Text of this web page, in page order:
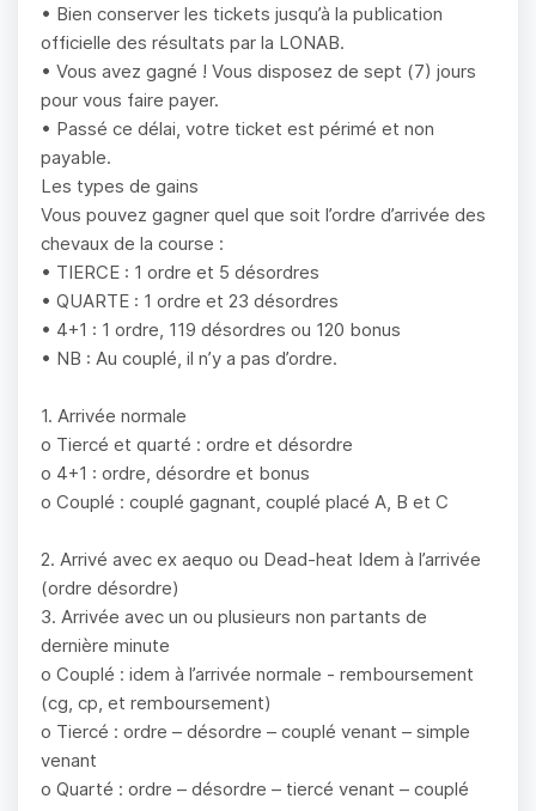
• Bien conserver les tickets jusqu’à la publication
officielle des résultats par la LONAB.
• Vous avez gagné ! Vous disposez de sept (7) jours
pour vous faire payer.
• Passé ce délai, votre ticket est périmé et non
payable.
Les types de gains
Vous pouvez gagner quel que soit l’ordre d’arrivée des
chevaux de la course :
• TIERCE : 1 ordre et 5 désordres
• QUARTE : 1 ordre et 23 désordres
• 4+1 : 1 ordre, 119 désordres ou 120 bonus
• NB : Au couplé, il n’y a pas d’ordre.
1. Arrivée normale
o Tiercé et quarté : ordre et désordre
o 4+1 : ordre, désordre et bonus
o Couplé : couplé gagnant, couplé placé A, B et C
2. Arrivé avec ex aequo ou Dead-heat Idem à l’arrivée
(ordre désordre)
3. Arrivée avec un ou plusieurs non partants de
dernière minute
o Couplé : idem à l’arrivée normale - remboursement
(cg, cp, et remboursement)
o Tiercé : ordre – désordre – couplé venant – simple
venant
o Quarté : ordre – désordre – tiercé venant – couplé